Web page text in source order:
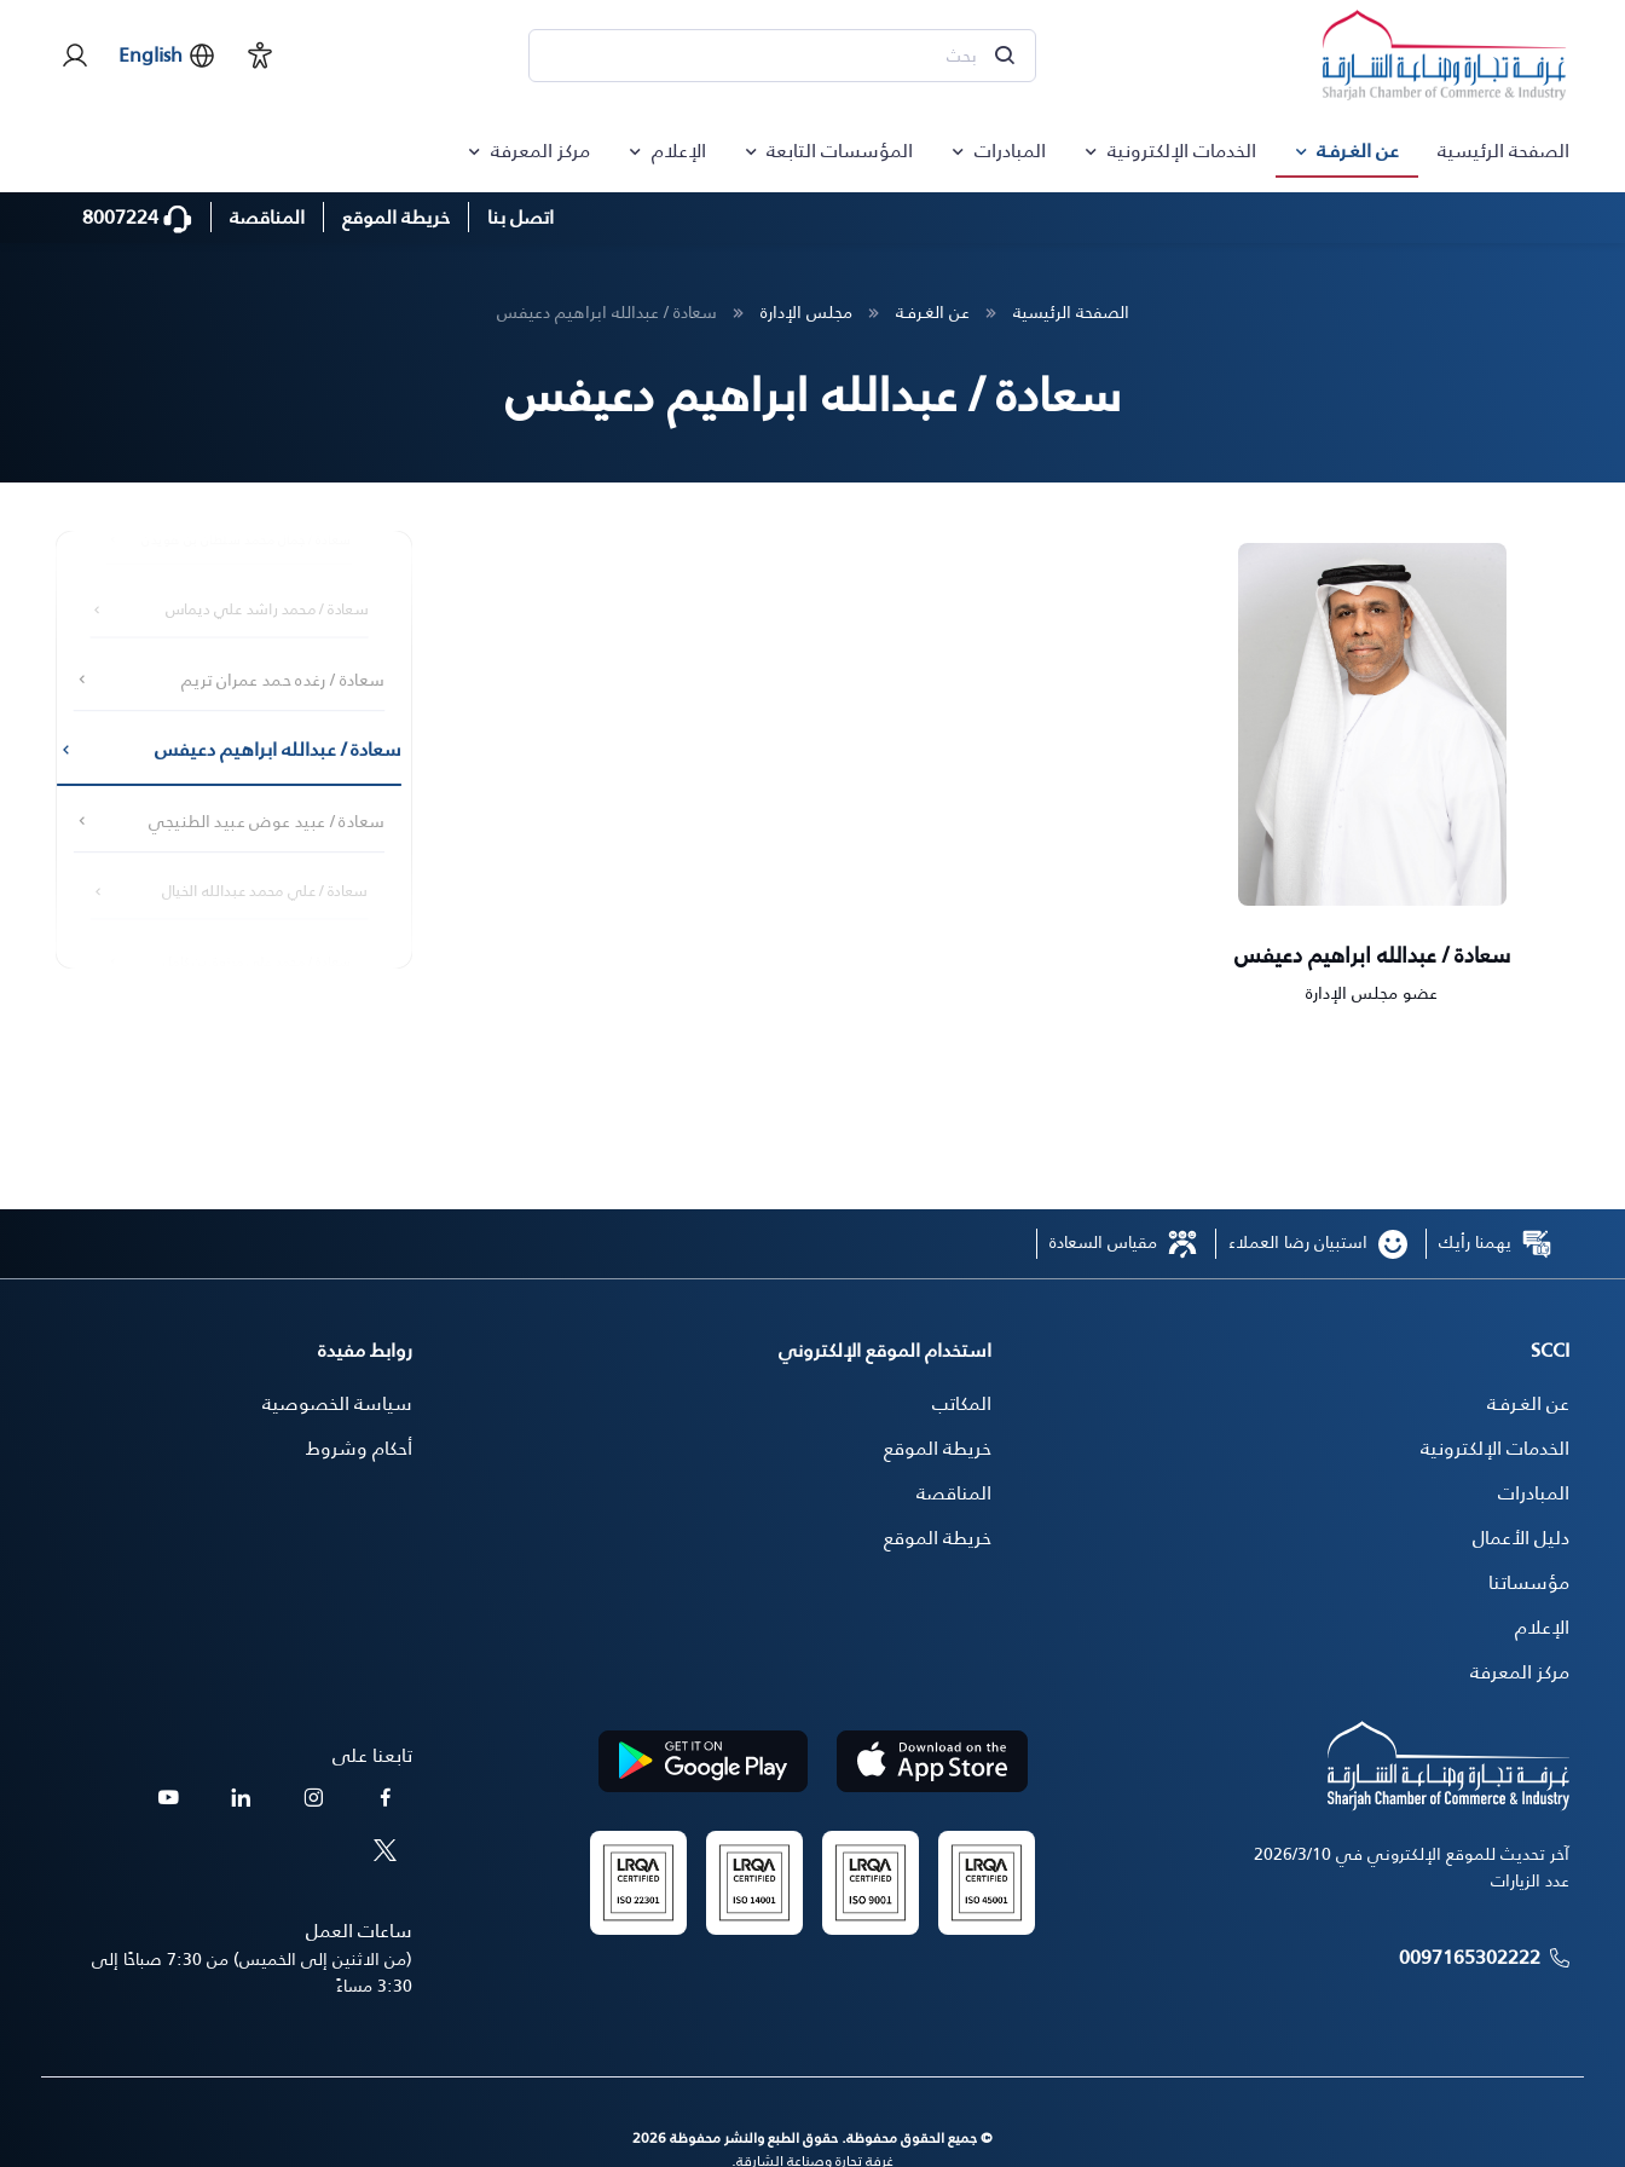
English
الصفحة الرئيسية عن الغـرفـة الخدمات الإلكترونية المبادرات المؤسسات التابعة الإعلام مركز المعرفة
اتصل بنا خريطة الموقع المناقصة 8007224
الصفحة الرئيسية عن الغـرفـة مجلس الإدارة سعادة / عبدالله ابراهيم دعيفس
سعادة / عبدالله ابراهيم دعيفس
سعادة / عبدالله ابراهيم دعيفس
عضو مجلس الإدارة
سعادة / الشيخ ماجد بن فيصل بن خالد
سعادة / محمد راشد علي ديماس
سعادة / رغده حمد عمران تريم
سعادة / عبدالله ابراهيم دعيفس
سعادة / عبيد عوض عبيد الطنيجي
سعادة / علي محمد عبدالله الخيال
يهمنا رأيك استبيان رضا العملاء مقياس السعادة
SCCI
عن الغـرفـة
الخدمات الإلكترونية
المبادرات
دليل الأعمال
مؤسساتنا
الإعلام
مركز المعرفة
استخدام الموقع الإلكتروني
المكاتب
خريطة الموقع
المناقصة
خريطة الموقع
روابط مفيدة
سياسة الخصوصية
أحكام وشروط
آخر تحديث للموقع الإلكتروني في 10‏‏/3‏‏/2026
عدد الزيارات
0097165302222
تابعنا على
ساعات العمل
(من الاثنين إلى الخميس) من 7:30 صباحًا إلى
3:30 مساءً
© جميع الحقوق محفوظة. حقوق الطبع والنشر محفوظة 2026
غرفة تجارة وصناعة الشارقة.